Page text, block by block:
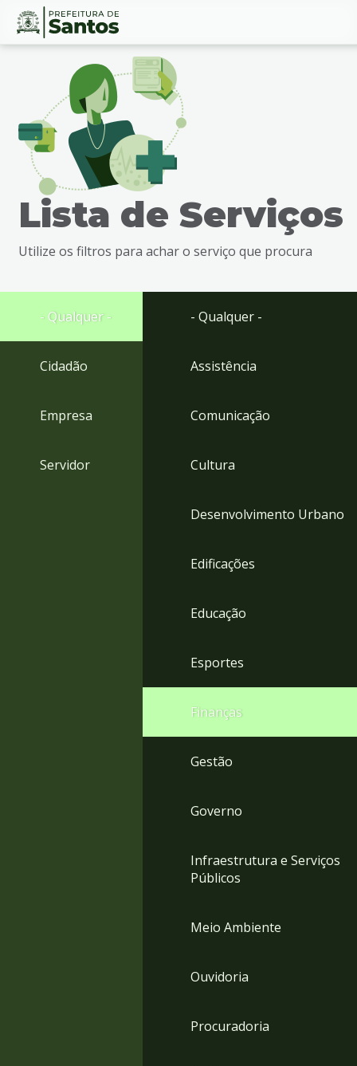
Ir
busca
Ir
rodapé
Conteúdo
Lista de Serviços
Utilize os filtros para achar o serviço que procura
- Qualquer -
Cidadão
Empresa
Servidor
- Qualquer -
Assistência
Comunicação
Cultura
Desenvolvimento Urbano
Edificações
Educação
Esportes
Finanças
Gestão
Governo
Infraestrutura e Serviços
Públicos
Meio Ambiente
Ouvidoria
Procuradoria